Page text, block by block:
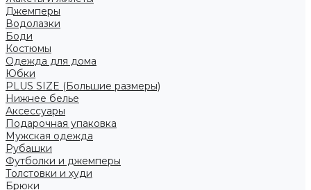
Джемперы
Водолазки
Боди
Костюмы
Одежда для дома
Юбки
PLUS SIZE (Большие размеры)
Нижнее белье
Аксессуары
Подарочная упаковка
Мужская одежда
Рубашки
Футболки и джемперы
Толстовки и худи
Брюки